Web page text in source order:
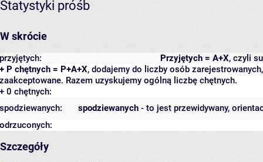
Statystyki próśb
W skrócie
Przyjętych = A+X, czyli
przyjętych:
+ P chętnych = P+A+X, dodajemy do liczby osób
zaakceptowane. Razem uzyskujemy ogólną liczbę chętnych.
+ 0 chętnych:
spodziewanych - to jest przewidywany,
spodziewanych:
odrzuconych:
Szczegóły